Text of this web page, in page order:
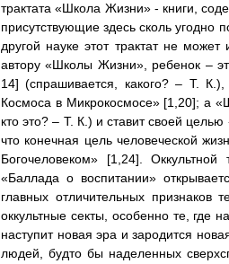
трактата «Школа Жизни» - книги,
присутствующие здесь сколь угодно
другой науке этот трактат не
автору «Школы Жизни», ребенок –
14] (спрашивается, какого? – Т.
Космоса в Микрокосмосе» [1,20]; а
кто это? – Т. К.) и ставит своей
что конечная цель человеческой
Богочеловеком» [1,24].
«Баллада о воспитании»
главных отличительных признаков
оккультные секты, особенно те, где
наступит новая эра и зародится
людей, будто бы наделенных